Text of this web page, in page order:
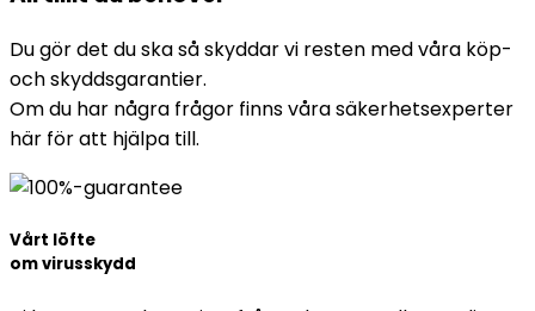
Du gör det du ska så skyddar vi resten med våra köp-
och skyddsgarantier.
Om du har några frågor finns våra säkerhetsexperter
här för att hjälpa till.
Vårt löfte
om virusskydd